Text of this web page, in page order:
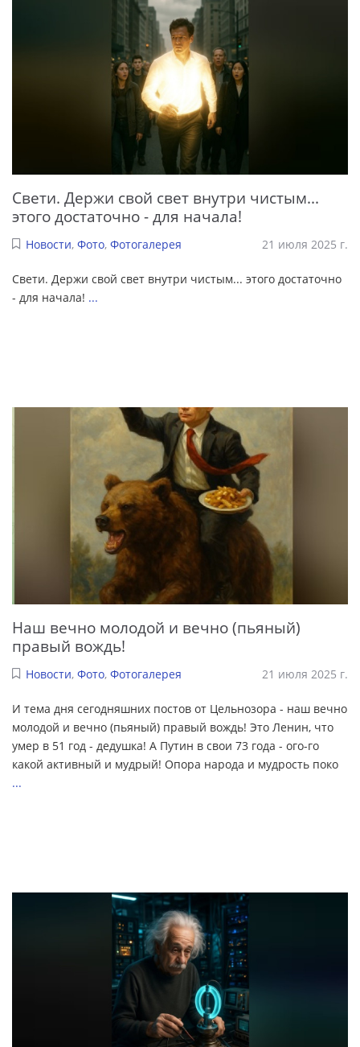
Свети. Держи свой свет внутри чистым...
этого достаточно - для начала!
Новости, Фото, Фотогалерея 21 июля 2025 г.
Свети. Держи свой свет внутри чистым... этого достаточно
- для начала! ...
Наш вечно молодой и вечно (пьяный)
правый вождь!
Новости, Фото, Фотогалерея 21 июля 2025 г.
И тема дня сегодняшних постов от Цельнозора - наш вечно
молодой и вечно (пьяный) правый вождь! Это Ленин, что
умер в 51 год - дедушка! А Путин в свои 73 года - ого-го
какой активный и мудрый! Опора народа и мудрость поко
...